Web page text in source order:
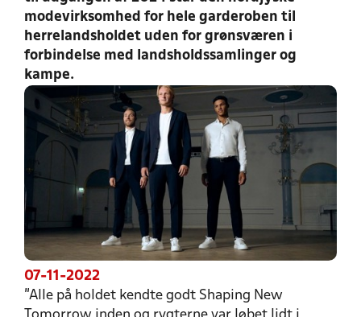
modevirksomhed for hele garderoben til
herrelandsholdet uden for grønsværen i
forbindelse med landsholdssamlinger og
kampe.
07-11-2022
”Alle på holdet kendte godt Shaping New